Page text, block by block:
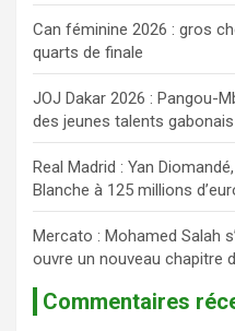
h
e
r
Can féminine 2026 : gros
quarts de finale
JOJ Dakar 2026 : Pangou-
des jeunes talents gabonais
Real Madrid : Yan
Blanche à 125 millions
Mercato : Mohamed Salah
ouvre un nouveau chapitre
Commentaires